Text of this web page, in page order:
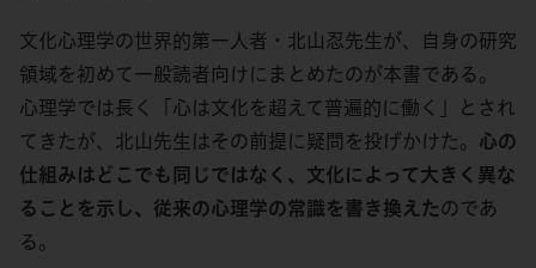
文化心理学の世界的第一人者・北山忍先生が、自身の研究
領域を初めて一般読者向けにまとめたのが本書である。
心理学では長く「心は文化を超えて普遍的に働く」とされ
てきたが、北山先生はその前提に疑問を投げかけた。 心の
仕組みはどこでも同じではなく、文化によって大きく異な
ることを示し、従来の心理学の常識を書き換えたのであ
る。